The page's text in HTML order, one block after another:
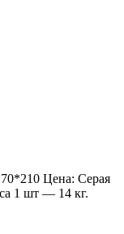
Цена: Серая
1 шт — 14 кг.